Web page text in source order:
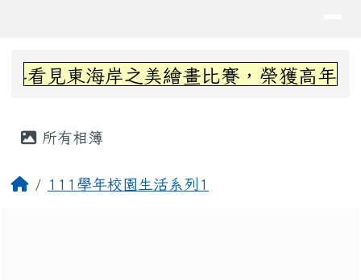
上中區域內容
見東海岸之美繪畫比賽，榮獲高年級組
所有相簿
回首頁111學年校園生活系列1